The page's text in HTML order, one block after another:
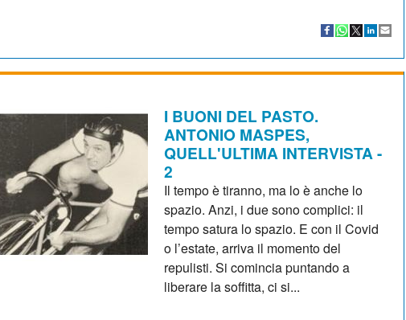
I BUONI DEL PASTO.
ANTONIO MASPES,
QUELL'ULTIMA INTERVISTA -
2
Il tempo è tiranno, ma lo è anche lo
spazio. Anzi, i due sono complici: il
tempo satura lo spazio. E con il Covid
o l’estate, arriva il momento del
repulisti. Si comincia puntando a
liberare la soffitta, ci si...